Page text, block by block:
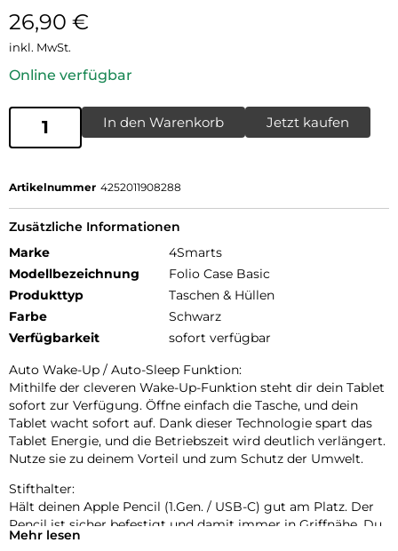
26,90 €
inkl. MwSt.
Online verfügbar
In den Warenkorb Jetzt kaufen
Artikelnummer 4252011908288
Zusätzliche Informationen
Marke
4Smarts
Modellbezeichnung
Folio Case Basic
Produkttyp
Taschen & Hüllen
Farbe
Schwarz
Verfügbarkeit
sofort verfügbar
Auto Wake-Up / Auto-Sleep Funktion:
Mithilfe der cleveren Wake-Up-Funktion steht dir dein Tablet
sofort zur Verfügung. Öffne einfach die Tasche, und dein
Tablet wacht sofort auf. Dank dieser Technologie spart das
Tablet Energie, und die Betriebszeit wird deutlich verlängert.
Nutze sie zu deinem Vorteil und zum Schutz der Umwelt.
Stifthalter:
Hält deinen Apple Pencil (1.Gen. / USB-C) gut am Platz. Der
Pencil ist sicher befestigt und damit immer in Griffnähe. Du
musst nicht mehr befürchten, es zu verlieren. Darüber
Mehr lesen